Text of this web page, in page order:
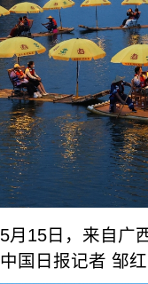
5月15日，来自广
中国日报记者 邹